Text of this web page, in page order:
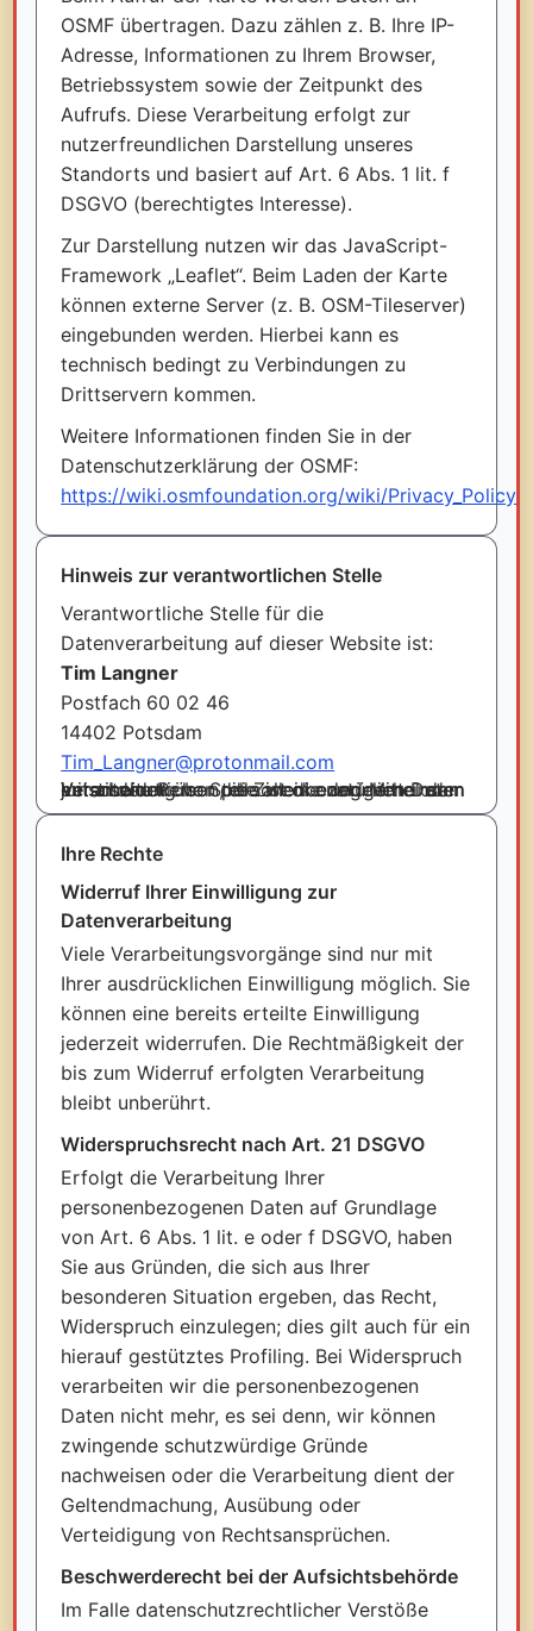
OSMF übertragen. Dazu zählen z. B. Ihre IP-
Adresse, Informationen zu Ihrem Browser,
Betriebssystem sowie der Zeitpunkt des
Aufrufs. Diese Verarbeitung erfolgt zur
nutzerfreundlichen Darstellung unseres
Standorts und basiert auf Art. 6 Abs. 1 lit. f
DSGVO (berechtigtes Interesse).
Zur Darstellung nutzen wir das JavaScript-
Framework „Leaflet“. Beim Laden der Karte
können externe Server (z. B. OSM-Tileserver)
eingebunden werden. Hierbei kann es
technisch bedingt zu Verbindungen zu
Drittservern kommen.
Weitere Informationen finden Sie in der
Datenschutzerklärung der OSMF:
https://wiki.osmfoundation.org/wiki/Privacy_Policy
Hinweis zur verantwortlichen Stelle
Verantwortliche Stelle für die
Datenverarbeitung auf dieser Website ist:
Tim Langner
Postfach 60 02 46
14402 Potsdam
Tim_Langner@protonmail.com
Verantwortliche Stelle ist die natürliche oder juristische Person, die allein oder gemeinsam mit anderen über die Zwecke und Mittel der Verarbeitung von personenbezogenen Daten entscheidet.
Ihre Rechte
Widerruf Ihrer Einwilligung zur
Datenverarbeitung
Viele Verarbeitungsvorgänge sind nur mit
Ihrer ausdrücklichen Einwilligung möglich. Sie
können eine bereits erteilte Einwilligung
jederzeit widerrufen. Die Rechtmäßigkeit der
bis zum Widerruf erfolgten Verarbeitung
bleibt unberührt.
Widerspruchsrecht nach Art. 21 DSGVO
Erfolgt die Verarbeitung Ihrer
personenbezogenen Daten auf Grundlage
von Art. 6 Abs. 1 lit. e oder f DSGVO, haben
Sie aus Gründen, die sich aus Ihrer
besonderen Situation ergeben, das Recht,
Widerspruch einzulegen; dies gilt auch für ein
hierauf gestütztes Profiling. Bei Widerspruch
verarbeiten wir die personenbezogenen
Daten nicht mehr, es sei denn, wir können
zwingende schutzwürdige Gründe
nachweisen oder die Verarbeitung dient der
Geltendmachung, Ausübung oder
Verteidigung von Rechtsansprüchen.
Beschwerderecht bei der Aufsichtsbehörde
Im Falle datenschutzrechtlicher Verstöße